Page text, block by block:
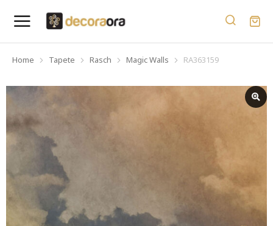
You are here:
Home Tapete Rasch Magic Walls RA363159